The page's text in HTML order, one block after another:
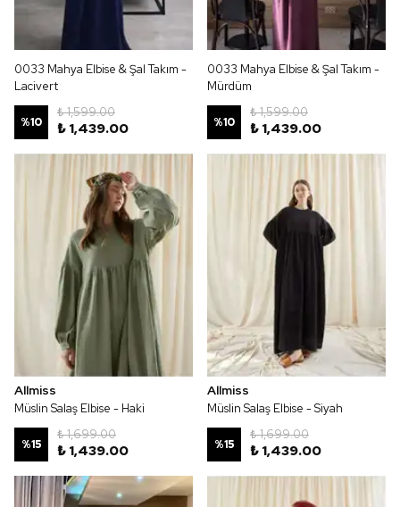
0033 Mahya Elbise & Şal Takım -
Lacivert
%10
₺ 1,599.00
₺ 1,439.00
0033 Mahya Elbise & Şal Takım -
Mürdüm
%10
₺ 1,599.00
₺ 1,439.00
Allmiss
Müslin Salaş Elbise - Haki
%15
₺ 1,699.00
₺ 1,439.00
Allmiss
Müslin Salaş Elbise - Siyah
%15
₺ 1,699.00
₺ 1,439.00